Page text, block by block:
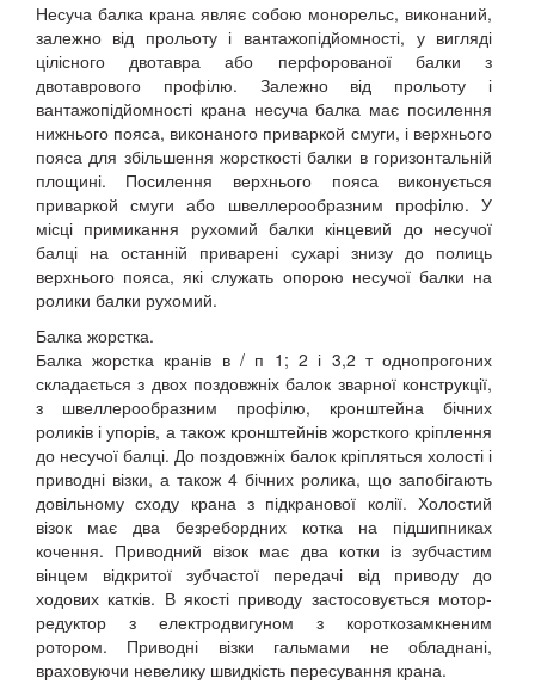
Несуча балка крана являє собою монорельс, виконаний,
залежно від прольоту і вантажопідйомності, у вигляді
цілісного двотавра або перфорованої балки з
двотаврового профілю. Залежно від прольоту і
вантажопідйомності крана несуча балка має посилення
нижнього пояса, виконаного приваркой смуги, і верхнього
пояса для збільшення жорсткості балки в горизонтальній
площині. Посилення верхнього пояса виконується
приваркой смуги або швеллерообразним профілю. У
місці примикання рухомий балки кінцевий до несучої
балці на останній приварені сухарі знизу до полиць
верхнього пояса, які служать опорою несучої балки на
ролики балки рухомий.
Балка жорстка.
Балка жорстка кранів в / п 1; 2 і 3,2 т однопрогоних
складається з двох поздовжніх балок зварної конструкції,
з швеллерообразним профілю, кронштейна бічних
роликів і упорів, а також кронштейнів жорсткого кріплення
до несучої балці. До поздовжніх балок кріпляться холості і
приводні візки, а також 4 бічних ролика, що запобігають
довільному сходу крана з підкранової колії. Холостий
візок має два безребордних котка на підшипниках
кочення. Приводний візок має два котки із зубчастим
вінцем відкритої зубчастої передачі від приводу до
ходових катків. В якості приводу застосовується мотор-
редуктор з електродвигуном з короткозамкненим
ротором. Приводні візки гальмами не обладнані,
враховуючи невелику швидкість пересування крана.